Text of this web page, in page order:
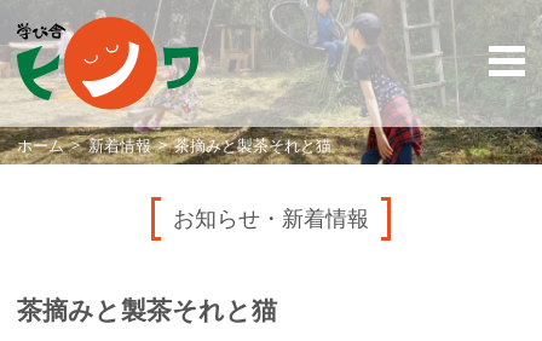
ホーム 新着情報 茶摘みと製茶それと猫
お知らせ・新着情報
茶摘みと製茶それと猫